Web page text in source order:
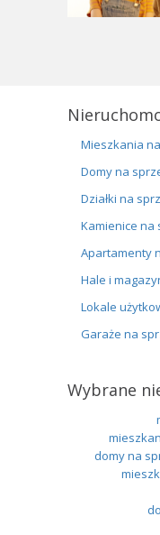
Mieszkania
Domy na
Działki na
Kamienice na
Apartamenty
Hale i
Lokale
Garaże na
Wybrane
domy na